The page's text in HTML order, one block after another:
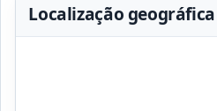
Localização geográfica